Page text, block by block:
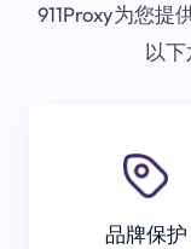
911Proxy为您提
以
品牌保护